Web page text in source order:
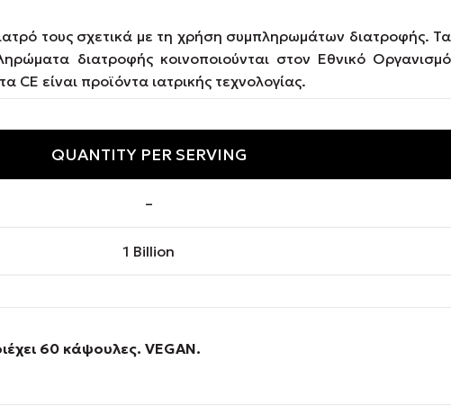
τους σχετικά με τη χρήση συμπληρωμάτων διατροφής. Τα
διατροφής κοινοποιούνται στον Εθνικό Οργανισμό
είναι προϊόντα ιατρικής τεχνολογίας.
QUANTITY PER SERVING
–
1 Billion
60 κάψουλες. VEGAN.